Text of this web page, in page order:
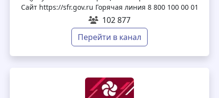
Сайт https://sfr.gov.ru Горячая линия 8 800 100 00 01
102 877
Перейти в канал